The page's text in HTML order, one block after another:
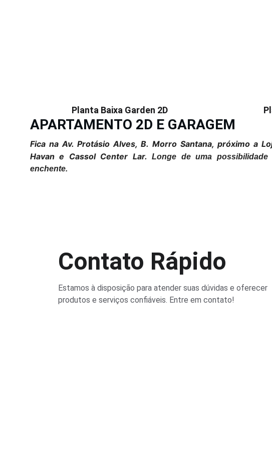
Planta Baixa Garden 2D
APARTAMENTO 2D E GARAGEM
Fica na Av. Protásio Alves, B. Morro Santana, próximo a
Havan e Cassol Center Lar.Longe de uma possibilidade
enchente.
Contato Rápido
Estamos à disposição para atender suas dúvidas e oferecer
produtos e serviços confiáveis. Entre em contato!